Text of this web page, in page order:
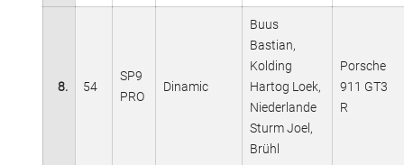
8. 54
SP9
PRO
Dinamic
Buus
Bastian,
Kolding
Hartog Loek,
Niederlande
Sturm Joel,
Brühl
Porsche
911 GT3
R